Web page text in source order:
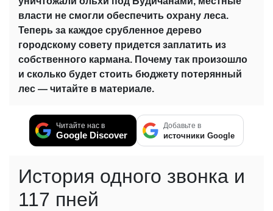
власти не смогли обеспечить охрану леса.
Теперь за каждое срубленное дерево
городскому совету придется заплатить из
собственного кармана. Почему так произошло
и сколько будет стоить бюджету потерянный
лес — читайте в материале.
Читайте нас в
Google Discover
Добавьте в
источники Google
История одного звонка и
117 пней